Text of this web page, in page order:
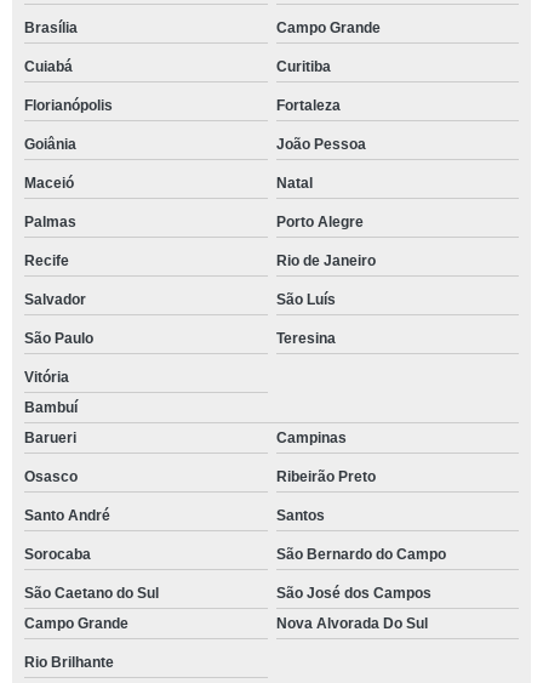
Brasília Campo Grande
Cuiabá Curitiba
Florianópolis Fortaleza
Goiânia João Pessoa
Maceió Natal
Palmas Porto Alegre
Recife Rio de Janeiro
Salvador São Luís
São Paulo Teresina
Vitória
Bambuí
Barueri
Campinas
Osasco Ribeirão Preto
Santo André Santos
Sorocaba São Bernardo do Campo
São Caetano do Sul
São José dos Campos
Campo Grande
Nova Alvorada Do Sul
Rio Brilhante